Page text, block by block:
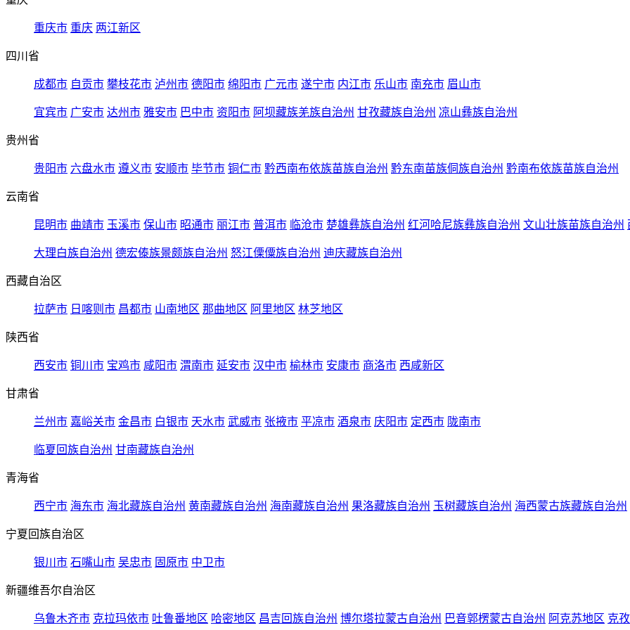
重庆市 重庆 两江新区
四川省
成都市 自贡市 攀枝花市 泸州市 德阳市 绵阳市 广元市 遂宁市 内江市 乐山市 南充市 眉山市
宜宾市 广安市 达州市 雅安市 巴中市 资阳市 阿坝藏族羌族自治州 甘孜藏族自治州 凉山彝族自治州
贵州省
贵阳市 六盘水市 遵义市 安顺市 毕节市 铜仁市 黔西南布依族苗族自治州 黔东南苗族侗族自治州 黔南布依族苗族自治州
云南省
昆明市 曲靖市 玉溪市 保山市 昭通市 丽江市 普洱市 临沧市 楚雄彝族自治州 红河哈尼族彝族自治州 文山壮族苗族自治州
大理白族自治州 德宏傣族景颇族自治州 怒江傈僳族自治州 迪庆藏族自治州
西藏自治区
拉萨市 日喀则市 昌都市 山南地区 那曲地区 阿里地区 林芝地区
陕西省
西安市 铜川市 宝鸡市 咸阳市 渭南市 延安市 汉中市 榆林市 安康市 商洛市 西咸新区
甘肃省
兰州市 嘉峪关市 金昌市 白银市 天水市 武威市 张掖市 平凉市 酒泉市 庆阳市 定西市 陇南市
临夏回族自治州 甘南藏族自治州
青海省
西宁市 海东市 海北藏族自治州 黄南藏族自治州 海南藏族自治州 果洛藏族自治州 玉树藏族自治州 海西蒙古族藏族自治州
宁夏回族自治区
银川市 石嘴山市 吴忠市 固原市 中卫市
新疆维吾尔自治区
乌鲁木齐市 克拉玛依市 吐鲁番地区 哈密地区 昌吉回族自治州 博尔塔拉蒙古自治州 巴音郭楞蒙古自治州 阿克苏地区 克